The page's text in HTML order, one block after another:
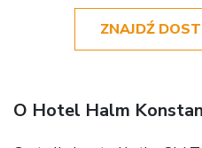
ZNAJDŹ
O Hotel Halm